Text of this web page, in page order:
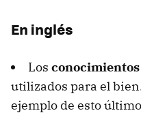
En inglés
Los
utilizados para el
ejemplo de esto